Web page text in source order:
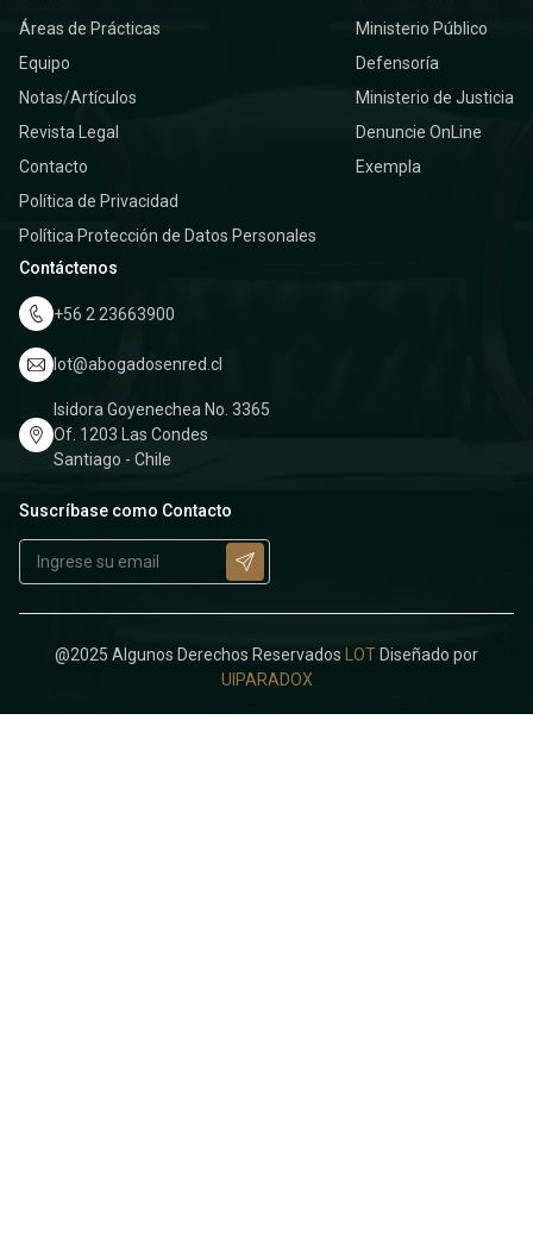
Áreas de Prácticas
Equipo
Notas/Artículos
Revista Legal
Contacto
Política de Privacidad
Política Protección de Datos Personales
Ministerio Público
Defensoría
Ministerio de Justicia
Denuncie OnLine
Exempla
Contáctenos
+56 2 23663900
lot@abogadosenred.cl
Isidora Goyenechea No. 3365
Of. 1203 Las Condes
Santiago - Chile
Suscríbase como Contacto
@2025 Algunos Derechos Reservados LOT Diseñado por
UIPARADOX